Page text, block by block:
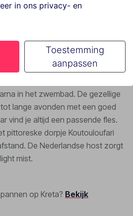
zoals jij dat wilt: met koffie
sfeer en volop vrijheid. Begin
in het zwembad. De gezellige
lange avonden met een goed
vind je altijd een passende fles.
pittoreske dorpje Koutouloufari
De Nederlandse host zorgt
mist.
op Kreta? Bekijk
in ons privacy- en
Toestemming
aanpassen